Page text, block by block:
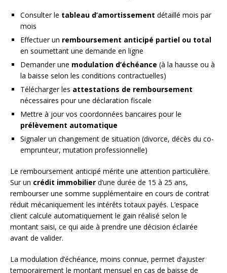
Consulter le tableau d’amortissement détaillé mois par
mois
Effectuer un remboursement anticipé partiel ou total
en soumettant une demande en ligne
Demander une modulation d’échéance (à la hausse ou à
la baisse selon les conditions contractuelles)
Télécharger les attestations de remboursement
nécessaires pour une déclaration fiscale
Mettre à jour vos coordonnées bancaires pour le
prélèvement automatique
Signaler un changement de situation (divorce, décès du co-
emprunteur, mutation professionnelle)
Le remboursement anticipé mérite une attention particulière.
Sur un crédit immobilier d’une durée de 15 à 25 ans,
rembourser une somme supplémentaire en cours de contrat
réduit mécaniquement les intérêts totaux payés. L’espace
client calcule automatiquement le gain réalisé selon le
montant saisi, ce qui aide à prendre une décision éclairée
avant de valider.
La modulation d’échéance, moins connue, permet d’ajuster
temporairement le montant mensuel en cas de baisse de